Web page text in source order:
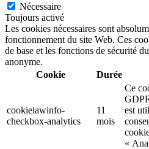
Nécessaire
Toujours activé
Les cookies nécessaires sont
fonctionnement du site Web. Ces
de base et les fonctions de sécurité
anonyme.
Cookie
Durée
cookielawinfo-
checkbox-analytics
11
mois
Ce
est
«